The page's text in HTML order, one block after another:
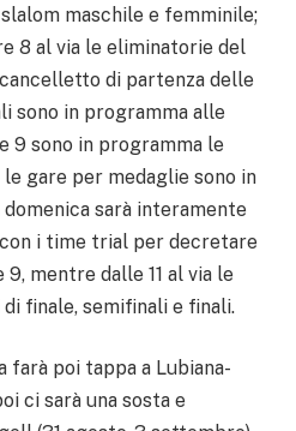
maschile e femminile;
8 al via le eliminatorie del
di partenza delle
sono in programma alle
9 sono in programma le
gare per medaglie sono in
domenica sarà interamente
i time trial per decretare
mentre dalle 11 al via le
finale, semifinali e finali.
farà poi tappa a Lubiana-
ci sarà una sosta e